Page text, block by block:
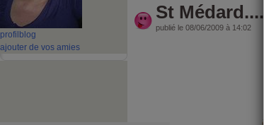
profil blog
ajouter de vos amies
St Médard....
publié le 08/06/2009 à 14:02